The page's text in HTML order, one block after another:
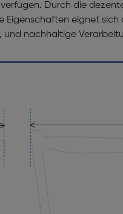
Durch die
eignet sich
und nachhaltige